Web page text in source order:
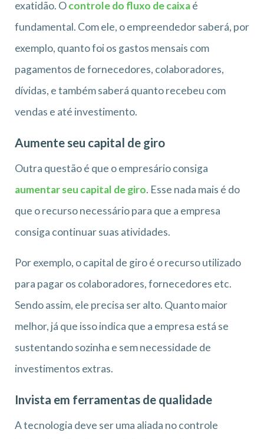
exatidão. Ocontrole do fluxo de caixaé
fundamental. Com ele, o empreendedor saberá, por
exemplo, quanto foi os gastos mensais com
pagamentos de fornecedores, colaboradores,
dívidas, e também saberá quanto recebeu com
vendas e até investimento.
Aumente seu capital de giro
Outra questão é que o empresário consiga
aumentar seu capital de giro. Esse nada mais é do
que o recurso necessário para que a empresa
consiga continuar suas atividades.
Por exemplo, o capital de giro é o recurso utilizado
para pagar os colaboradores, fornecedores etc.
Sendo assim, ele precisa ser alto. Quanto maior
melhor, já que isso indica que a empresa está se
sustentando sozinha e sem necessidade de
investimentos extras.
Invista em ferramentas de qualidade
A tecnologia deve ser uma aliada no controle